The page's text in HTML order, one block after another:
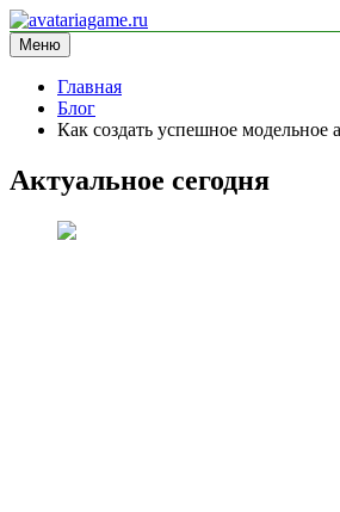
Перейти
к
содержимому
avatariagame.ru
информационный сайт
Меню
Главная
Блог
Как создать успешное модельное
Актуальное сегодня